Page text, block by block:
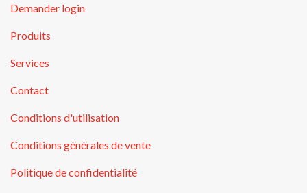
Demander login
Produits
Services
Contact
Conditions d'utilisation
Conditions générales de vente
Politique de confidentialité